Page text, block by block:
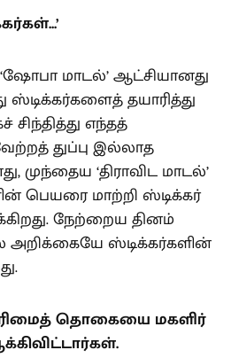
மாடல்’ ஆட்சியானது
ஸ்டிக்கர்களைத் தயாரித்து
சிந்தித்து எந்தத்
துப்பு இல்லாத
‘திராவிட மாடல்’
பெயரை மாற்றி ஸ்டிக்கர்
நேற்றைய தினம்
அறிக்கையே ஸ்டிக்கர்களின்
தொகையை மகளிர்